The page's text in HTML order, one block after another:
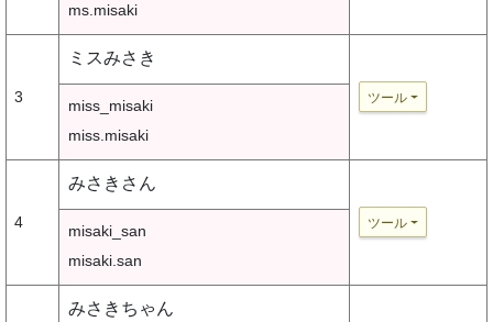
ms.misaki
3
ミスみさき
ツール
miss_misaki
miss.misaki
4
みさきさん
ツール
misaki_san
misaki.san
みさきちゃん